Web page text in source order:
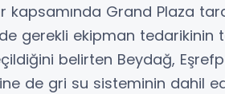
kapsamında Grand Plaza
gerekli ekipman tedarikinin
belirten Beydağ,
de gri su sisteminin dahil